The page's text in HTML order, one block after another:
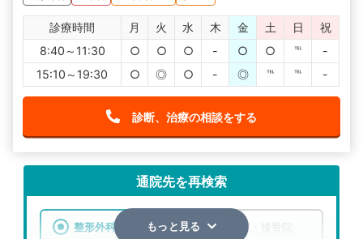
診療時間 月 火 水 木 金 土 日
祝
8:40～11:30
○ ○ ○ - ○ ○ ℡
-
15:10～19:30
○ ◎ ○ - ◎ ℡ ℡ -
診断、治療の相談をする
通院先を再検索
整形外科 整骨院・接骨院
もっと見る